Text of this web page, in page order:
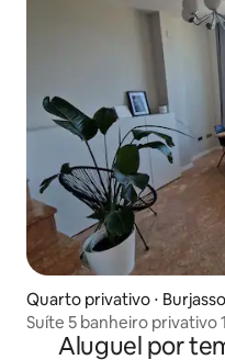
Quarto privativo ⋅
Suíte 5 banheiro privativo
Aluguel por